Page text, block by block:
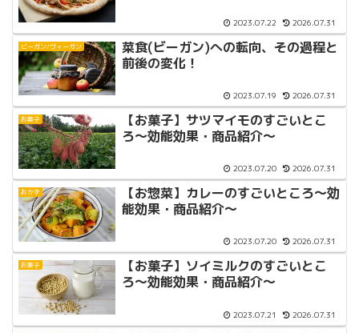
2023.07.22 2026.07.31
ビーガン/ヴィーガン
菜食(ビーガン)への転向、その過程と
前後の変化！
2023.07.19 2026.07.31
お菓子
【お菓子】サツマイモのすごいとこ
ろ〜効能効果・商品紹介〜
2023.07.20 2026.07.31
おかず
【お惣菜】カレーのすごいところ〜効
能効果・商品紹介〜
2023.07.20 2026.07.31
お菓子
【お菓子】ソイミルクのすごいとこ
ろ〜効能効果・商品紹介〜
2023.07.21 2026.07.31